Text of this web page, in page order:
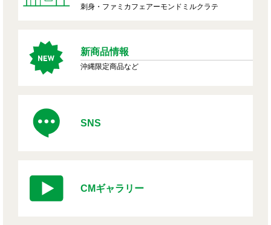
刺身・ファミカフェアーモンドミルクラテ
新商品情報
沖縄限定商品など
SNS
CMギャラリー